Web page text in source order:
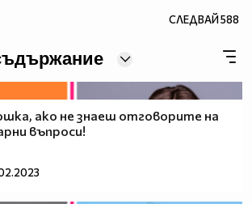
СЛЕДВАЙ588
ако не знаеш отговорите на
въпроси!